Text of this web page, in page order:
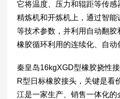
它将温度、压力和辊距等传感
精炼机和开炼机上，通过智能
等技术参数，并利用自动翻胶
橡胶循环利用的连续化、自动
秦皇岛16kgXGD型橡胶挠性
R型日标橡胶接头，关键是看
江是一家生产、销售一体化